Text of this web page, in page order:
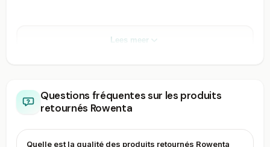
waterkokers als vroege producten.
Het aanbod
Lees meer
Questions fréquentes sur les produits
retournés Rowenta
Quelle est la qualité des produits retournés Rowenta